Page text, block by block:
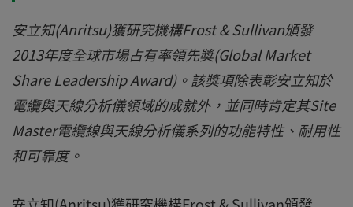
安立知(Anritsu)獲研究機構Frost & Sullivan頒發
2013年度全球市場占有率領先獎(Global Market
Share Leadership Award)。該獎項除表彰安立知於
電纜與天線分析儀領域的成就外，並同時肯定其Site
Master電纜線與天線分析儀系列的功能特性、耐用性
和可靠度。